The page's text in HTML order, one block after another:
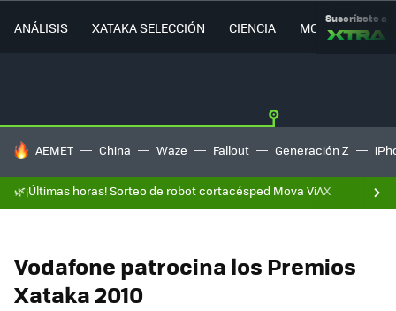
ANÁLISIS XATAKA SELECCIÓN CIENCIA MOVILIDAD
Suscríbete a
HOY SE HABLA DE
AEMET China Waze Fallout Generación Z
🌿¡Últimas horas! Sorteo de robot cortacésped Mova ViAX
Vodafone patrocina los Premios
Xataka 2010